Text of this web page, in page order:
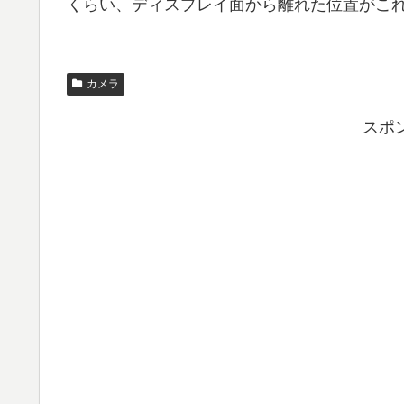
くらい、ディスプレイ面から離れた位置がこ
カメラ
スポ